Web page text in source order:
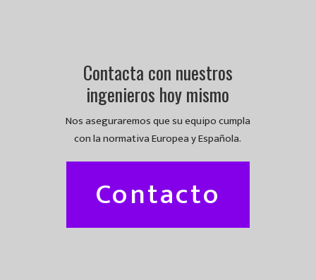
Contacta con nuestros
ingenieros hoy mismo
Nos aseguraremos que su equipo cumpla
con la normativa Europea y Española.
Contacto